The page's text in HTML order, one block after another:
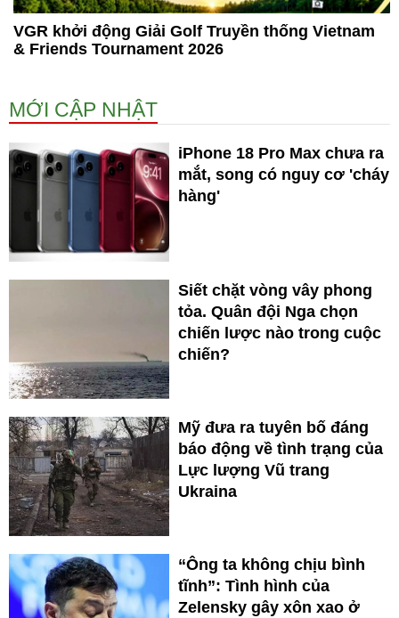
VGR khởi động Giải Golf Truyền thống Vietnam
& Friends Tournament 2026
MỚI CẬP NHẬT
iPhone 18 Pro Max chưa ra
mắt, song có nguy cơ 'cháy
hàng'
Siết chặt vòng vây phong
tỏa. Quân đội Nga chọn
chiến lược nào trong cuộc
chiến?
Mỹ đưa ra tuyên bố đáng
báo động về tình trạng của
Lực lượng Vũ trang
Ukraina
“Ông ta không chịu bình
tĩnh”: Tình hình của
Zelensky gây xôn xao ở